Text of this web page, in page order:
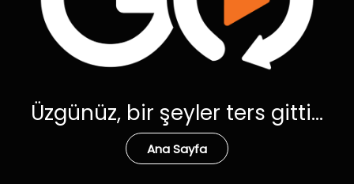
Üzgünüz, bir şeyler ters gitti...
Ana Sayfa